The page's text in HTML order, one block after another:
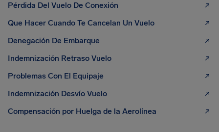
Pérdida Del Vuelo De Conexión
Que Hacer Cuando Te Cancelan Un Vuelo
Denegación De Embarque
Indemnización Retraso Vuelo
Problemas Con El Equipaje
Indemnización Desvío Vuelo
Compensación por Huelga de la Aerolínea